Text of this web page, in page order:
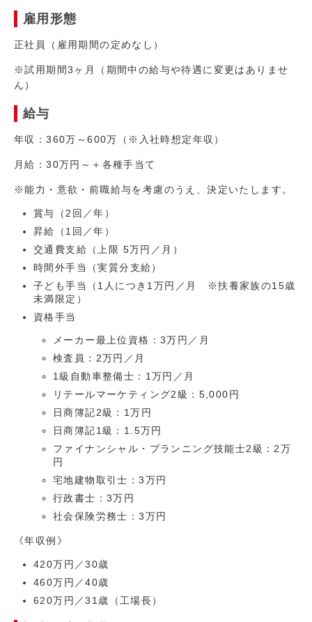
雇用形態
正社員（雇用期間の定めなし）
※試用期間3ヶ月（期間中の給与や待遇に変更はありませ
ん）
給与
年収：360万～600万（※入社時想定年収）
月給：30万円～＋各種手当て
※能力・意欲・前職給与を考慮のうえ、決定いたします。
賞与（2回／年）
昇給（1回／年）
交通費支給（上限 5万円／月）
時間外手当（実質分支給）
子ども手当（1人につき1万円／月 ※扶養家族の15歳
未満限定）
資格手当
メーカー最上位資格：3万円／月
検査員：2万円／月
1級自動車整備士：1万円／月
リテールマーケティング2級：5,000円
日商簿記2級：1万円
日商簿記1級：1.5万円
ファイナンシャル・プランニング技能士2級：2万
円
宅地建物取引士：3万円
行政書士：3万円
社会保険労務士：3万円
《年収例》
420万円／30歳
460万円／40歳
620万円／31歳（工場長）